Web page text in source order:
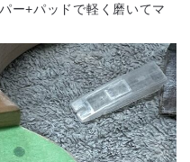
ー+パッドで軽く磨いてマ